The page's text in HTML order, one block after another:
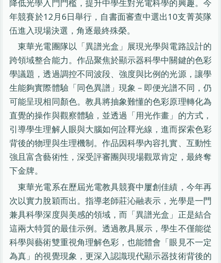
降低光學入門門檻，提升中學生對光電科學的興趣。今
年競賽於12月6日舉行，自書面審查中選出10支菁英隊
伍進入現場決選，角逐最終殊榮。
東華光電團隊以「異譜光盒」展現光學與電路設計的
跨領域整合能力。作品聚焦於顯示器科學中關鍵的色彩
學議題，透過調控不同波段、強度與比例的光源，讓學
生能夠實際體驗「同色異譜」現象－即便光譜不同，仍
可能呈現相同顏色。教具將抽象難懂的色彩原理轉化為
直覺的操作與觀察體驗，並透過「用光作畫」的方式，
引導學生理解人眼與大腦如何詮釋光線，進而探索色彩
背後的物理與生理機制。作品因科學內容扎實、互動性
強且富含藝術性，深受評審團與現場觀眾肯定，最終奪
下金牌。
東華光電系在歷屆光電教具競賽中屢創佳績，今年再
次以實力脫穎而出。指導老師莊沁融表示，光學是一門
兼具科學深度與美感的領域，而「異譜光盒」正是結合
這兩大特質的最佳示例。透過教具展示，學生不僅能從
科學與藝術雙重視角理解色彩，也能體會「眼見不一定
為真」的視覺現象，更深入認識現代顯示器技術背後的